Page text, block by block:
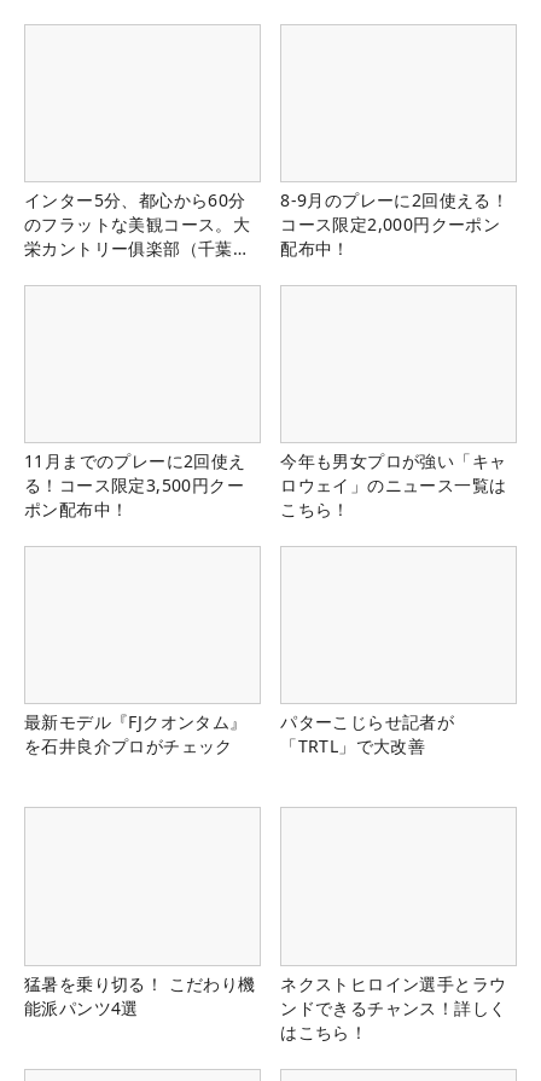
インター5分、都心から60分
のフラットな美観コース。大
栄カントリー俱楽部（千葉
8-9月のプレーに2回使える！
コース限定2,000円クーポン
配布中！
11月までのプレーに2回使え
る！コース限定3,500円クー
ポン配布中！
今年も男女プロが強い「キャ
ロウェイ」のニュース一覧は
こちら！
最新モデル『FJクオンタム』
を石井良介プロがチェック
パターこじらせ記者が
「TRTL」で大改善
猛暑を乗り切る！ こだわり機
能派パンツ4選
ネクストヒロイン選手とラウ
ンドできるチャンス！詳しく
はこちら！